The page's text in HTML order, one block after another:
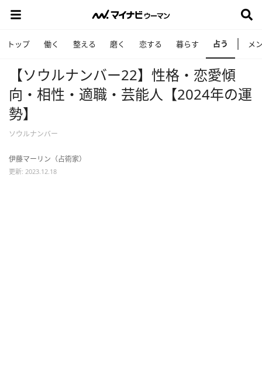
トップ 働く 整える 磨く 恋する 暮らす 占う メ
【ソウルナンバー22】性格・恋愛傾
向・相性・適職・芸能人【2024年の運
勢】
ソウルナンバー
伊藤マーリン（占術家）
更新: 2023.12.18